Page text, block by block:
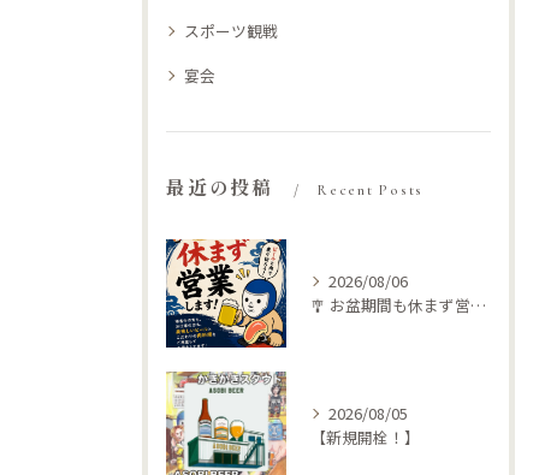
スポーツ観戦
宴会
最近の投稿 Recent Posts
2026/08/06
🎐 お盆期間も休まず営業します！ 🍺🥩
2026/08/05
【新規開栓！】